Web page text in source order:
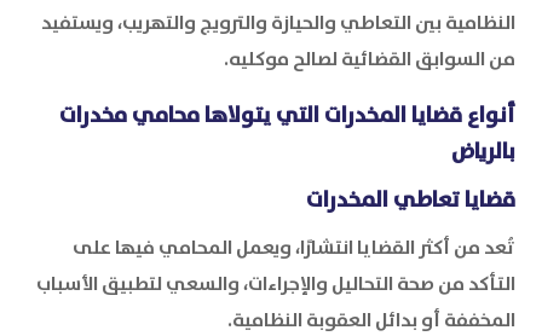
النظامية بين التعاطي والحيازة والترويج والتهريب، ويستفيد
من السوابق القضائية لصالح موكليه.
أنواع قضايا المخدرات التي يتولاها محامي مخدرات
بالرياض
قضايا تعاطي المخدرات
تُعد من أكثر القضايا انتشارًا، ويعمل المحامي فيها على
التأكد من صحة التحاليل والإجراءات، والسعي لتطبيق الأسباب
المخففة أو بدائل العقوبة النظامية.